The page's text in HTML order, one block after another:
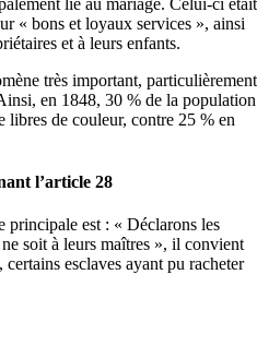
« bons et loyaux services », ainsi
et à leurs enfants.
très important, particulièrement
en 1848, 30 % de la population
libres de couleur, contre 25 % en
l’article 28
principale est : « Déclarons les
soit à leurs maîtres », il convient
certains esclaves ayant pu racheter